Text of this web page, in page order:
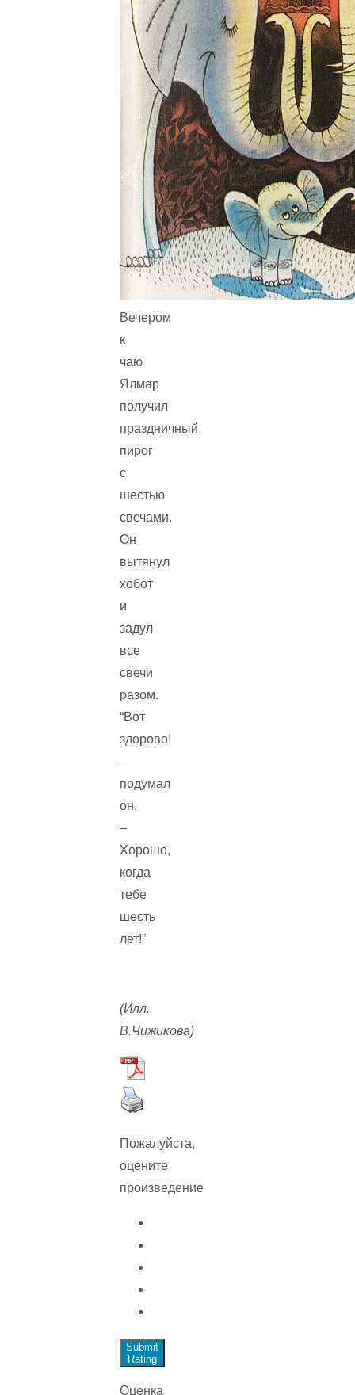
Вечером
к
чаю
Ялмар
получил
праздничный
пирог
с
шестью
свечами.
Он
вытянул
хобот
и
задул
все
свечи
разом.
“Вот
здорово!
–
подумал
он.
–
Хорошо,
когда
тебе
шесть
лет!”
(Илл.
В.Чижикова)
Пожалуйста,
оцените
произведение
Submit
Rating
Оценка